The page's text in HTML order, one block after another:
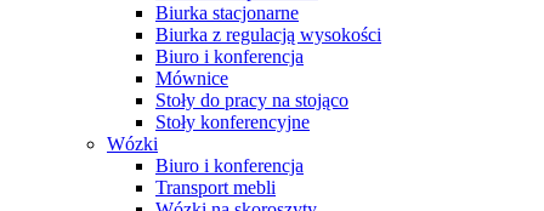
Biurka stacjonarne
Biurka z regulacją wysokości
Biuro i konferencja
Mównice
Stoły do pracy na stojąco
Stoły konferencyjne
Wózki
Biuro i konferencja
Transport mebli